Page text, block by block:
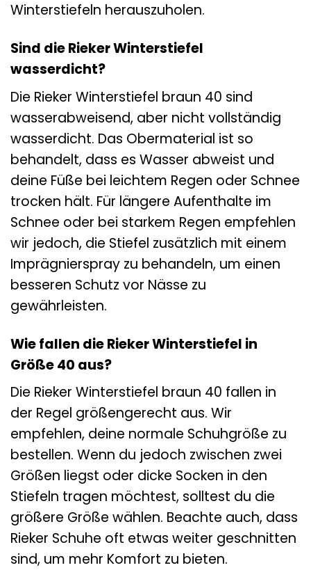
Winterstiefeln herauszuholen.
Sind die Rieker Winterstiefel
wasserdicht?
Die Rieker Winterstiefel braun 40 sind
wasserabweisend, aber nicht vollständig
wasserdicht. Das Obermaterial ist so
behandelt, dass es Wasser abweist und
deine Füße bei leichtem Regen oder Schnee
trocken hält. Für längere Aufenthalte im
Schnee oder bei starkem Regen empfehlen
wir jedoch, die Stiefel zusätzlich mit einem
Imprägnierspray zu behandeln, um einen
besseren Schutz vor Nässe zu
gewährleisten.
Wie fallen die Rieker Winterstiefel in
Größe 40 aus?
Die Rieker Winterstiefel braun 40 fallen in
der Regel größengerecht aus. Wir
empfehlen, deine normale Schuhgröße zu
bestellen. Wenn du jedoch zwischen zwei
Größen liegst oder dicke Socken in den
Stiefeln tragen möchtest, solltest du die
größere Größe wählen. Beachte auch, dass
Rieker Schuhe oft etwas weiter geschnitten
sind, um mehr Komfort zu bieten.